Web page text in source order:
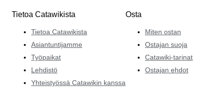
Tietoa Catawikista
Tietoa Catawikista
Asiantuntijamme
Työpaikat
Lehdistö
Yhteistyössä Catawikin kanssa
Osta
Miten ostan
Ostajan suoja
Catawiki-tarinat
Ostajan ehdot